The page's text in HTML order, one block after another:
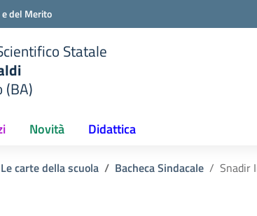
del Merito
Statale
Novità Didattica
Le carte della scuola Bacheca Sindacale Snadir